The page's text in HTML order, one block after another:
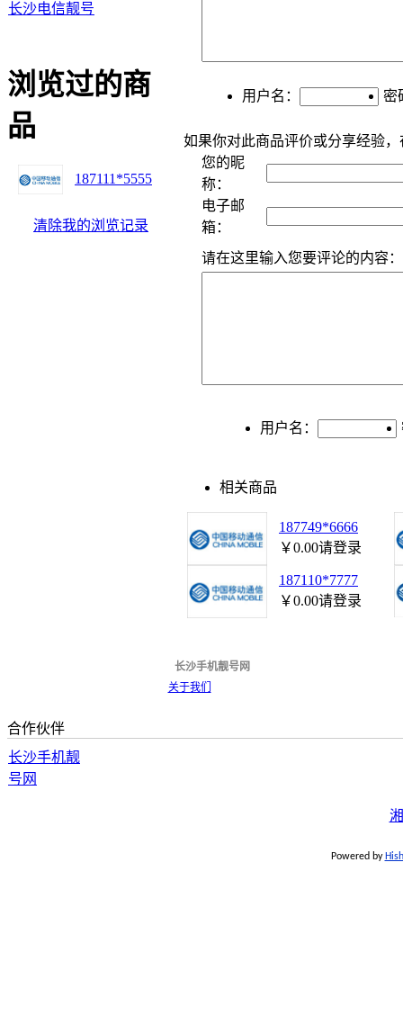
长沙电信靓号
浏览过的商
品
187111*5555
清除我的浏览记录
用户名： 密
如果你对此商品评价或分享经验，
您的昵
称：
电子邮
箱：
请在这里输入您要评论的内容：
用户名：
相关商品
187749*6666
￥0.00请登录
187110*7777
￥0.00请登录
长沙手机靓号网
关于我们
合作伙伴
长沙手机靓
号网
Powered by